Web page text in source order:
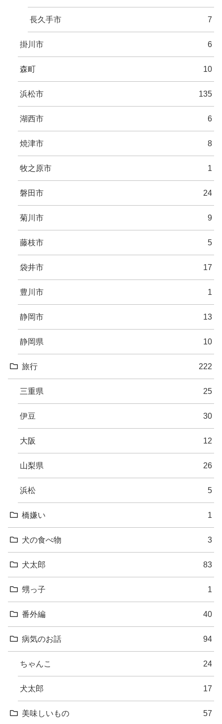
長久手市 7
掛川市 6
森町 10
浜松市 135
湖西市 6
焼津市 8
牧之原市 1
磐田市 24
菊川市 9
藤枝市 5
袋井市 17
豊川市 1
静岡市 13
静岡県 10
旅行 222
三重県 25
伊豆 30
大阪 12
山梨県 26
浜松 5
橋嫌い 1
犬の食べ物 3
犬太郎 83
甥っ子 1
番外編 40
病気のお話 94
ちゃんこ 24
犬太郎 17
美味しいもの 57